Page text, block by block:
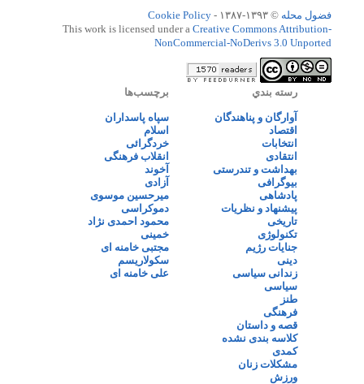
فضول محله © ۱۳۹۳-۱۳۸۷ -
Cookie Policy
This work is licensed under a Creative Commons Attribution-
NonCommercial-NoDerivs 3.0 Unported
رسته بندي
آوارگان و پناهندگان
اقتصاد
انتخابات
انتقادی
بهداشت و تندرستی
بیوگرافی
پادشاهی
پیشنهاد و نظریات
تاریخی
تکنولوژی
جنایات رژیم
دینی
زندانی سیاسی
سیاسی
طنز
فرهنگی
قصه و داستان
کلاسه بندی نشده
کمدی
مشکلات زنان
ورزش
برچسب‌ها
سپاه پاسداران
اسلام
خردگرائی
انقلاب فرهنگی
آخوند
آزادی
میرحسین موسوی
دموکراسی
محمود احمدی نژاد
خمینی
مجتبی خامنه ای
سکولاریسم
علی خامنه ای